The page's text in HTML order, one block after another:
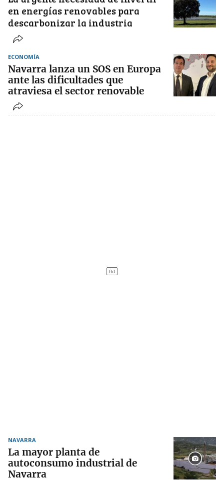
en energías renovables para
descarbonizar la industria
ECONOMÍA
Navarra lanza un SOS en Europa
ante las dificultades que
atraviesa el sector renovable
NAVARRA
La mayor planta de
autoconsumo industrial de
Navarra